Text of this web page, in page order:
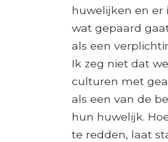
huwelijken en er
wat gepaard
als een
Ik zeg niet dat
culturen met
als een van de
hun huwelijk.
te redden, laat